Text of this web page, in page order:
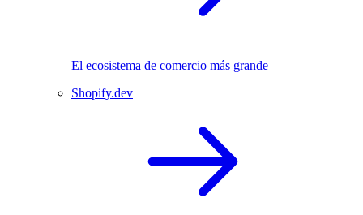
El ecosistema de comercio más grande
Shopify.dev